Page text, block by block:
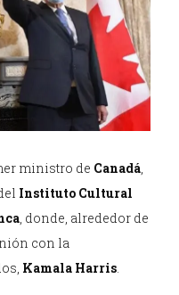
ministro de Canadá
Instituto Cultural
, donde, alrededor de
con la
Kamala Harris